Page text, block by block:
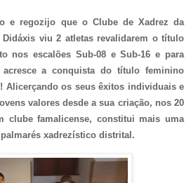
e regozijo que o Clube de Xadrez da
Didáxis viu 2 atletas revalidarem o título
nos escalões Sub-08 e Sub-16 e para
a conquista do título feminino
Alicerçando os seus êxitos individuais e
valores desde a sua criação, nos 20
clube famalicense, constitui mais uma
xadrezístico distrital.